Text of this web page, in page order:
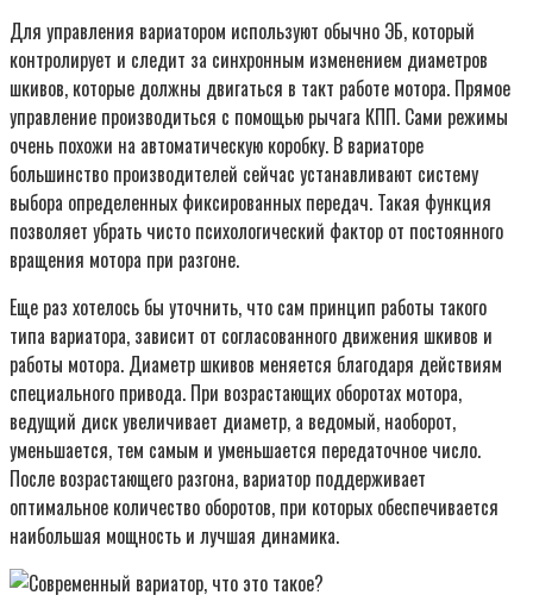
Для управления вариатором используют обычно ЭБ, который
контролирует и следит за синхронным изменением диаметров
шкивов, которые должны двигаться в такт работе мотора. Прямое
управление производиться с помощью рычага КПП. Сами режимы
очень похожи на автоматическую коробку. В вариаторе
большинство производителей сейчас устанавливают систему
выбора определенных фиксированных передач. Такая функция
позволяет убрать чисто психологический фактор от постоянного
вращения мотора при разгоне.
Еще раз хотелось бы уточнить, что сам принцип работы такого
типа вариатора, зависит от согласованного движения шкивов и
работы мотора. Диаметр шкивов меняется благодаря действиям
специального привода. При возрастающих оборотах мотора,
ведущий диск увеличивает диаметр, а ведомый, наоборот,
уменьшается, тем самым и уменьшается передаточное число.
После возрастающего разгона, вариатор поддерживает
оптимальное количество оборотов, при которых обеспечивается
наибольшая мощность и лучшая динамика.